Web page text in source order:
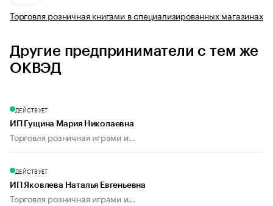
Торговля розничная книгами в специализированных магазинах
Другие предприниматели с тем же
ОКВЭД
ДЕЙСТВУЕТ
ИП Гущина Мария Николаевна
Торговля розничная играми и...
ДЕЙСТВУЕТ
ИП Яковлева Наталья Евгеньевна
Торговля розничная играми и...